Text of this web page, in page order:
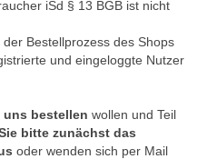
iSd § 13 BGB ist nicht
Bestellprozess des Shops
und eingeloggte Nutzer
uns bestellen wollen und Teil
bitte zunächst das
oder wenden sich per Mail